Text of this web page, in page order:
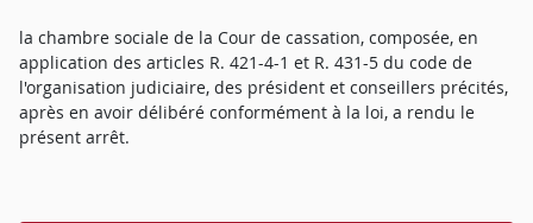
la chambre sociale de la Cour de cassation, composée, en
application des articles R. 421-4-1 et R. 431-5 du code de
l'organisation judiciaire, des président et conseillers précités,
après en avoir délibéré conformément à la loi, a rendu le
présent arrêt.